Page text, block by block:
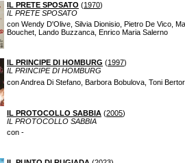
IL PRETE SPOSATO (1970)
IL PRETE SPOSATO
con Wendy D'Olive, Silvia Dionisio, Pietro De Vico,
Bouchet, Lando Buzzanca, Enrico Maria Salerno
IL PRINCIPE DI HOMBURG (1997)
IL PRINCIPE DI HOMBURG
con Andrea Di Stefano, Barbora Bobulova, Toni
IL PROTOCOLLO SABBIA (2005)
IL PROTOCOLLO SABBIA
con -